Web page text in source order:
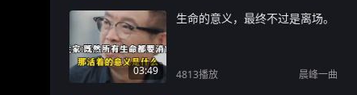
03:49
生命的意义，最终不过是离场。
4813播放 晨峰一曲